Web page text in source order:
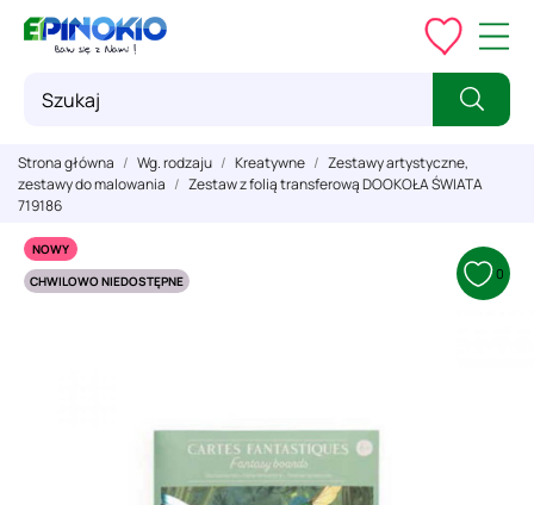
Strona główna Wg. rodzaju Kreatywne
Zestawy artystyczne,
zestawy do malowania
Zestaw z folią transferową DOOKOŁA ŚWIATA
719186
NOWY
CHWILOWO NIEDOSTĘPNE
0